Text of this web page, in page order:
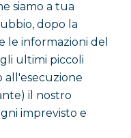
siamo a tua
dopo la
informazioni del
ultimi piccoli
il nostro
imprevisto e